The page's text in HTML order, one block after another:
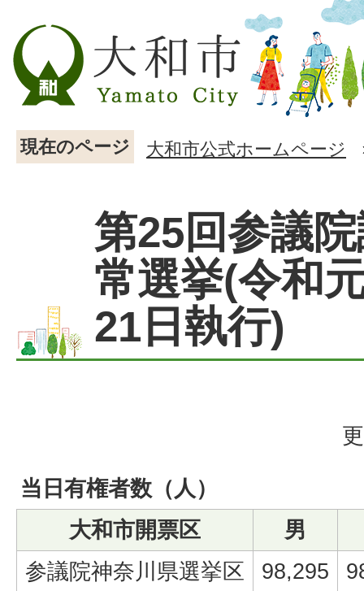
現在のページ 大和市公式ホームページ
第25回参議
常選挙(令和
21日執行)
当日有権者数（人）
大和市開票区
男
参議院神奈川県選挙区
98,295